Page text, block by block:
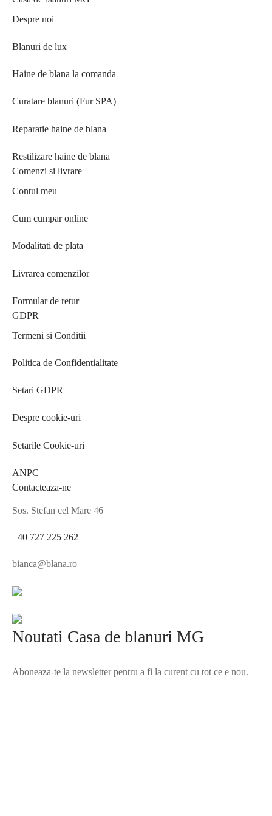
Despre noi
Blanuri de lux
Haine de blana la comanda
Curatare blanuri (Fur SPA)
Reparatie haine de blana
Restilizare haine de blana
Comenzi si livrare
Contul meu
Cum cumpar online
Modalitati de plata
Livrarea comenzilor
Formular de retur
GDPR
Termeni si Conditii
Politica de Confidentialitate
Setari GDPR
Despre cookie-uri
Setarile Cookie-uri
ANPC
Contacteaza-ne
Sos. Stefan cel Mare 46
+40 727 225 262
bianca@blana.ro
Noutati Casa de blanuri MG
Aboneaza-te la newsletter pentru a fi la curent cu tot ce e nou.